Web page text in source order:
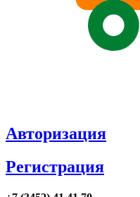
Авторизация
Регистрация